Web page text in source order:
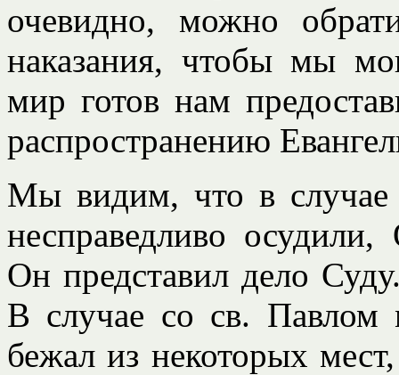
очевидно, можно
наказания, чтобы мы
мир готов нам
распространению
Мы видим, что в
несправедливо осудили,
Он представил дело
В случае со св.
бежал из некоторых